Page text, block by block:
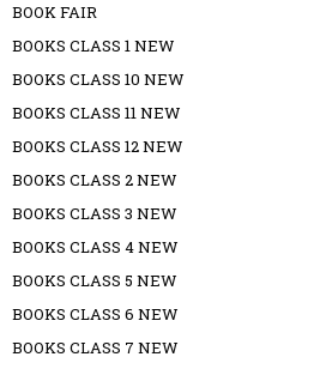
BOOK FAIR
BOOKS CLASS 1 NEW
BOOKS CLASS 10 NEW
BOOKS CLASS 11 NEW
BOOKS CLASS 12 NEW
BOOKS CLASS 2 NEW
BOOKS CLASS 3 NEW
BOOKS CLASS 4 NEW
BOOKS CLASS 5 NEW
BOOKS CLASS 6 NEW
BOOKS CLASS 7 NEW